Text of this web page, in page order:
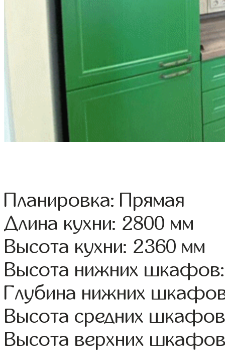
Планировка: Прямая
Длина кухни: 2800 мм
Высота кухни: 2360 мм
Высота нижних
Глубина нижних
Высота средних
Высота верхних